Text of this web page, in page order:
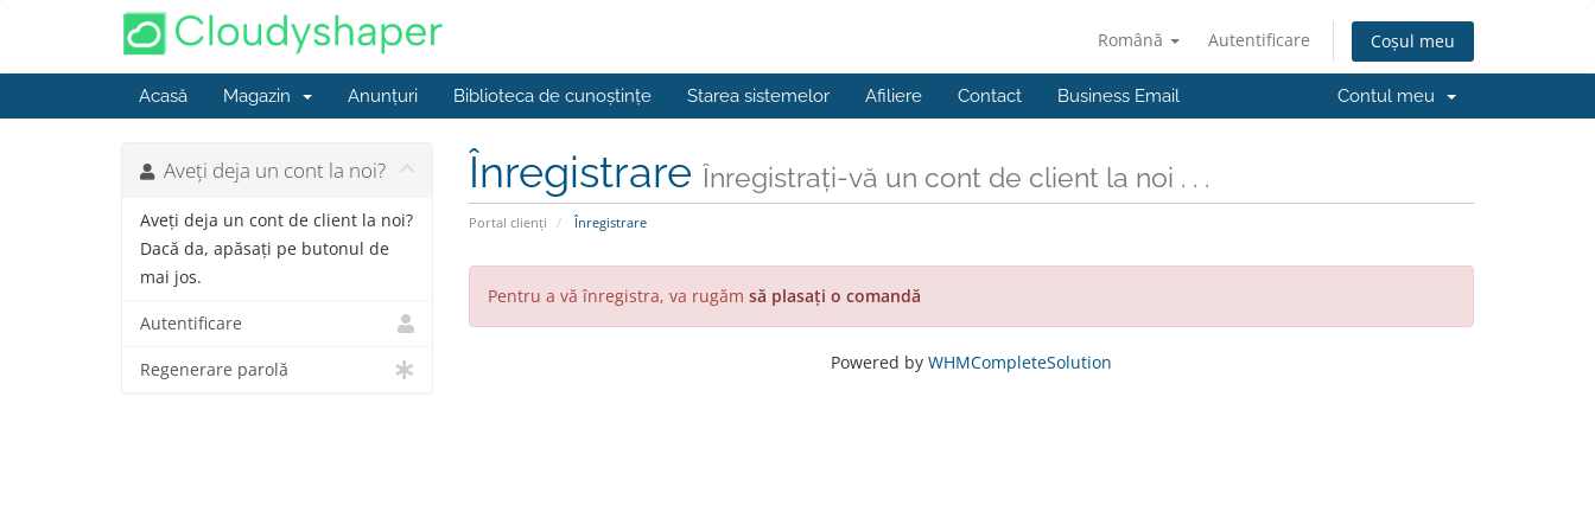
Română Autentificare Coșul meu
Acasă Magazin Anunțuri Biblioteca de cunoștințe Starea sistemelor Afiliere Contact Business Email Contul meu
Înregistrare Înregistrați-vă un cont de client la noi . . .
Portal clienți Înregistrare
Aveți deja un cont la noi?
Aveți deja un cont de client la noi?
Dacă da, apăsați pe butonul de
mai jos.
Autentificare
Regenerare parolă
Pentru a vă înregistra, va rugăm să plasați o comandă
Powered by WHMCompleteSolution